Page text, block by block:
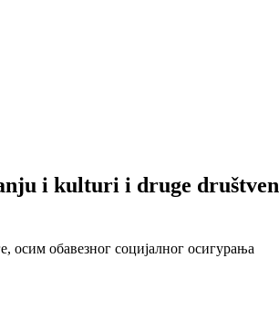
i kulturi i druge
осим обавезног социјалног осигурања